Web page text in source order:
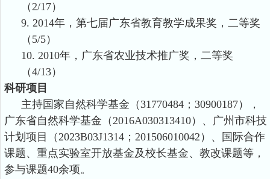
（2/17）
9. 2014年，第七届广东省教育教学成果奖，二等奖
（5/5）
10. 2010年，广东省农业技术推广奖，二等奖
（4/13）
科研项目
主持国家自然科学基金（31770484；30900187），
广东省自然科学基金（2016A030313410）、广州市科技
计划 项目 （2023B03J1314 ； 201506010042）、国际合作
课题、重点实验室开放基金及校长基金、教改课题等，
参与课题40余项。